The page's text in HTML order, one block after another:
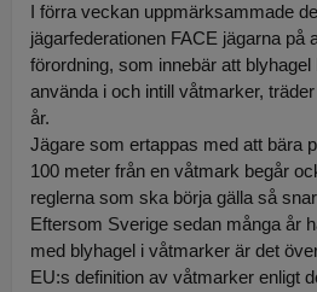
I förra veckan uppmärksammade
jägarfederationen FACE jägarna på
förordning, som innebär att blyhagel
använda i och intill våtmarker,
år.
Jägare som ertappas med att bära
100 meter från en våtmark begår
reglerna som ska börja gälla så
Eftersom Sverige sedan många år
med blyhagel i våtmarker är det
EU:s definition av våtmarker enligt